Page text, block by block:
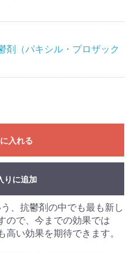
剤（パキシル・プロザック
入れる
りに追加
、抗鬱剤の中でも最も新し
ので、今までの効果では
い効果を期待できます。